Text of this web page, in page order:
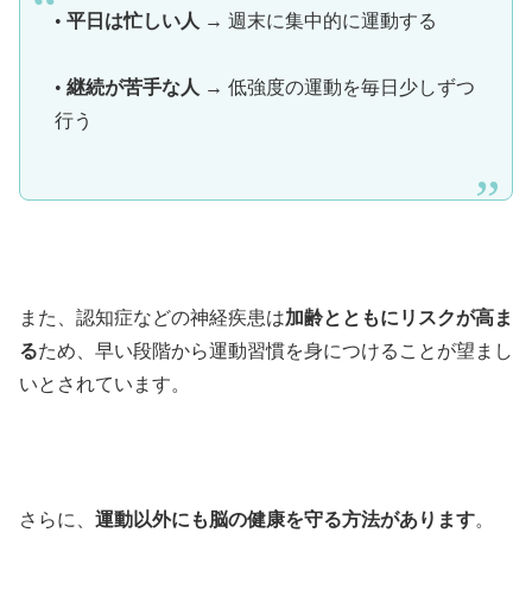
• 平日は忙しい人 → 週末に集中的に運動する
• 継続が苦手な人 → 低強度の運動を毎日少しずつ
行う
また、認知症などの神経疾患は加齢とともにリスクが高ま
るため、早い段階から運動習慣を身につけることが望まし
いとされています。
さらに、 運動以外にも脳の健康を守る方法があります。